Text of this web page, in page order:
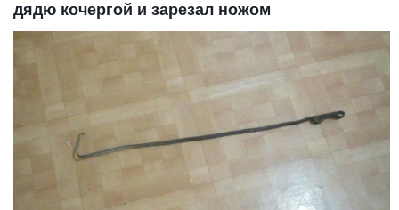
дядю кочергой и зарезал ножом